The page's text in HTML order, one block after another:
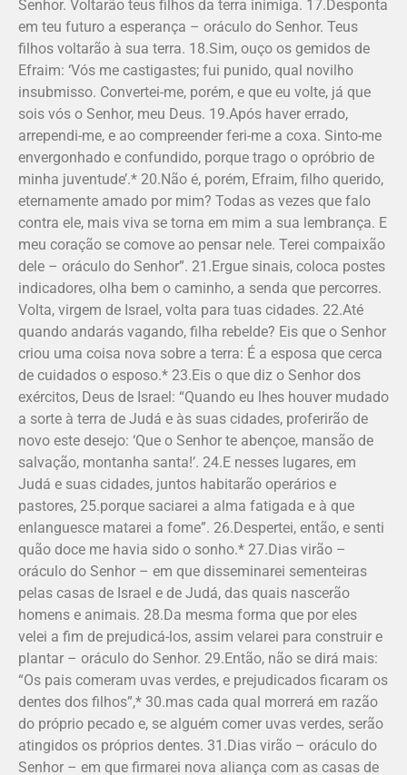
Senhor. Voltarão teus filhos da terra inimiga. 17.Desponta
em teu futuro a esperança – oráculo do Senhor. Teus
filhos voltarão à sua terra. 18.Sim, ouço os gemidos de
Efraim: ‘Vós me castigastes; fui punido, qual novilho
insubmisso. Convertei-me, porém, e que eu volte, já que
sois vós o Senhor, meu Deus. 19.Após haver errado,
arrependi-me, e ao compreender feri-me a coxa. Sinto-me
envergonhado e confundido, porque trago o opróbrio de
minha juventude’.* 20.Não é, porém, Efraim, filho querido,
eternamente amado por mim? Todas as vezes que falo
contra ele, mais viva se torna em mim a sua lembrança. E
meu coração se comove ao pensar nele. Terei compaixão
dele – oráculo do Senhor”. 21.Ergue sinais, coloca postes
indicadores, olha bem o caminho, a senda que percorres.
Volta, virgem de Israel, volta para tuas cidades. 22.Até
quando andarás vagando, filha rebelde? Eis que o Senhor
criou uma coisa nova sobre a terra: É a esposa que cerca
de cuidados o esposo.* 23.Eis o que diz o Senhor dos
exércitos, Deus de Israel: “Quando eu lhes houver mudado
a sorte à terra de Judá e às suas cidades, proferirão de
novo este desejo: ‘Que o Senhor te abençoe, mansão de
salvação, montanha santa!’. 24.E nesses lugares, em
Judá e suas cidades, juntos habitarão operários e
pastores, 25.porque saciarei a alma fatigada e à que
enlanguesce matarei a fome”. 26.Despertei, então, e senti
quão doce me havia sido o sonho.* 27.Dias virão –
oráculo do Senhor – em que disseminarei sementeiras
pelas casas de Israel e de Judá, das quais nascerão
homens e animais. 28.Da mesma forma que por eles
velei a fim de prejudicá-los, assim velarei para construir e
plantar – oráculo do Senhor. 29.Então, não se dirá mais:
“Os pais comeram uvas verdes, e prejudicados ficaram os
dentes dos filhos”,* 30.mas cada qual morrerá em razão
do próprio pecado e, se alguém comer uvas verdes, serão
atingidos os próprios dentes. 31.Dias virão – oráculo do
Se­nhor – em que firmarei nova aliança com as casas de